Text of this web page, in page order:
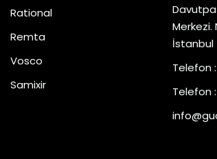
Rational
Remta
Vosco
Samixir
İstanbul
Telefon
Telefon